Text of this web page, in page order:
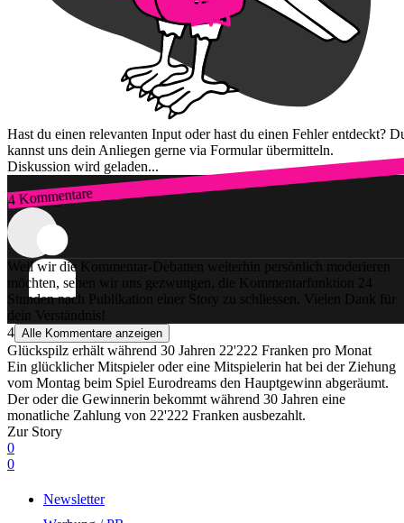
Hast du einen relevanten Input oder hast du einen Fehler entdeckt?
kannst uns dein Anliegen gerne via Formular übermitteln.
Diskussion wird geladen...
4 Kommentare
Zum Login
Weil wir die Kommentar-Debatten weiterhin persönlich moderieren
möchten, sehen wir uns gezwungen, die Kommentarfunktion 24
Stunden nach Publikation einer Story zu schliessen. Vielen Dank für
dein Verständnis!
4 Alle Kommentare anzeigen
Glückspilz erhält während 30 Jahren 22'222 Franken pro Monat
Ein glücklicher Mitspieler oder eine Mitspielerin hat bei der Ziehung
vom Montag beim Spiel Eurodreams den Hauptgewinn abgeräumt.
Der oder die Gewinnerin bekommt während 30 Jahren eine
monatliche Zahlung von 22'222 Franken ausbezahlt.
Zur Story
0
0
Newsletter